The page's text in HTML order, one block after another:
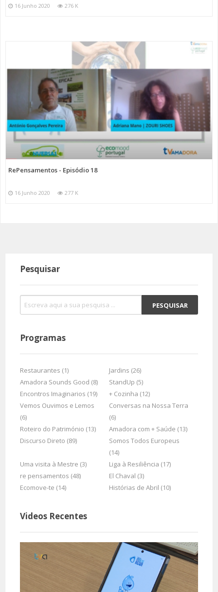
16 Junho 2020 276 K
RePensamentos - Episódio 18
16 Junho 2020 277 K
Pesquisar
Programas
Restaurantes (1)
Jardins (26)
Amadora Sounds Good (8)
StandUp (5)
Encontros Imaginarios (19)
+ Cozinha (12)
Vemos Ouvimos e Lemos
(6)
Conversas na Nossa Terra
(6)
Roteiro do Património (13)
Amadora com + Saúde (13)
Discurso Direto (89)
Somos Todos Europeus
(14)
Uma visita à Mestre (3)
Liga à Resiliência (17)
re pensamentos (48)
El Chaval (3)
Ecomove-te (14)
Histórias de Abril (10)
Videos Recentes